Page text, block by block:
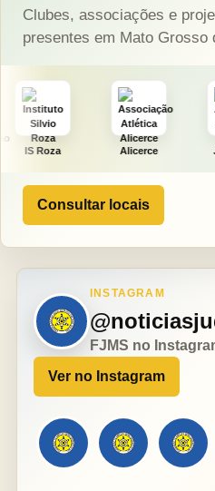
Clubes, associações e
presentes em Mato Grosso
Alicerce J. Futuro
Consultar locais
INSTAGRAM
FJMS no
Ver no Instagram